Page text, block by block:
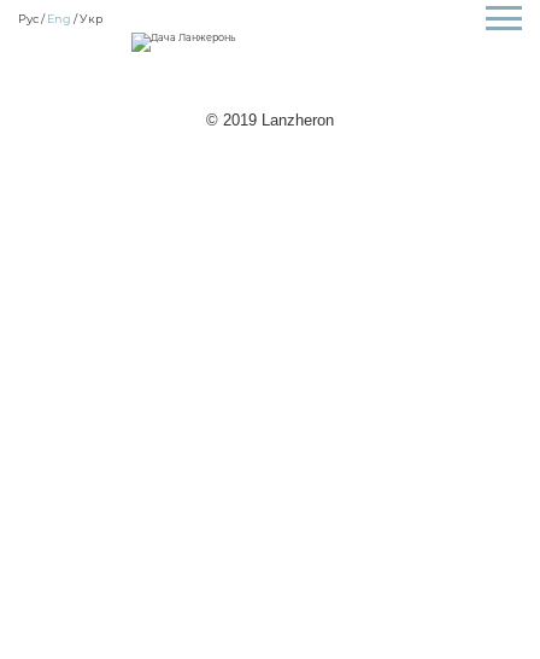
Рус Eng Укр
© 2019 Lanzheron